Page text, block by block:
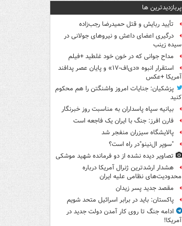
پربازدیدترین ها
تأیید ربایش و قتل حمیدرضا رجب‌زاده
درگیری اعضای داعش و نیروهای جولانی در
سیده زینب
مداح جوانی که در خون خود غلطید +فیلم
استقرار انبوه «دی‌اف‑۱۷» و پایان عصر پدافند
آمریکا +عکس
پزشکیان: جنایات امروز واشنگتن را هم محکوم
کنید
بیانیه سپاه پاسداران به مناسبت روز خبرنگار
فارن افرز: جنگ با ایران یک فاجعه است
پالایشگاه سیزران منفجر شد
"سوپر ال‌نینو"در راه است؟
تصاویر دیده‌ نشده از دو فرمانده شهید موشکی
هشدار ارشدترین ژنرال آمریکا درباره
محدودیت‌های نظامی علیه ایران
مقصد جدید پسر زیدان
پاکستان: باید در برابر اسرائیل متحد شویم
ادامه جنگ تا روی کار آمدن دولت جدید در
آمریکا!